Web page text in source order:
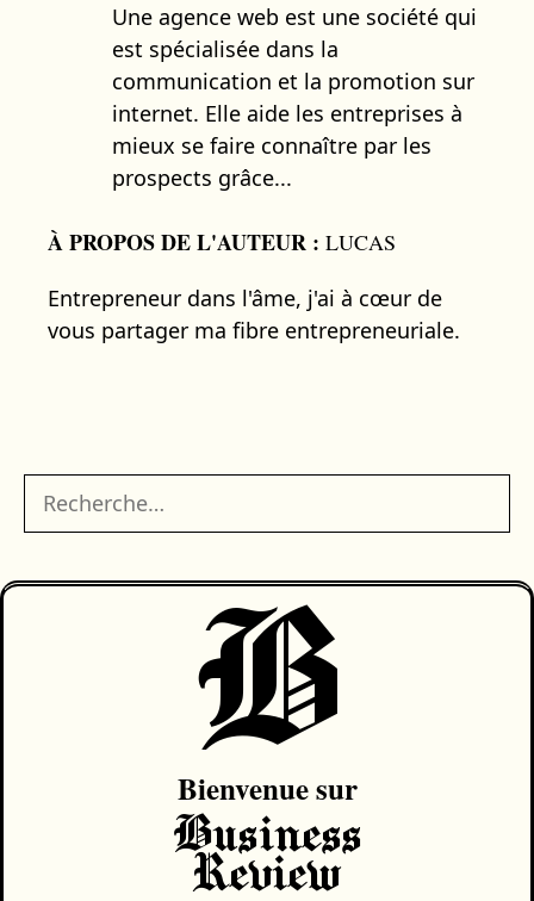
Une agence web est une société qui
est spécialisée dans la
communication et la promotion sur
internet. Elle aide les entreprises à
mieux se faire connaître par les
prospects grâce...
À PROPOS DE L'AUTEUR : LUCAS
Entrepreneur dans l'âme, j'ai à cœur de
vous partager ma fibre entrepreneuriale.
Rechercher :
B
Bienvenue sur
Business
Review